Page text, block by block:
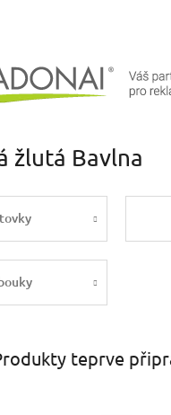
žlutá Bavlna
teprve